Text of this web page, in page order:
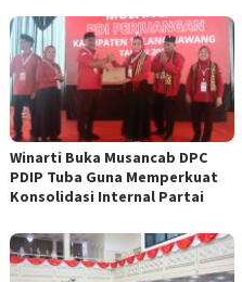
Winarti Buka Musancab DPC
PDIP Tuba Guna Memperkuat
Konsolidasi Internal Partai